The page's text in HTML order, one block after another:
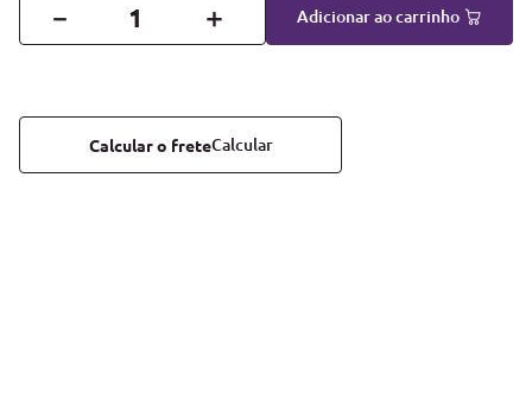
＋
－ Adicionar ao carrinho
Calcular o frete